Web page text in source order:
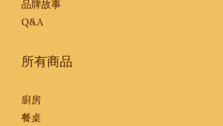
品牌故事
Q&A
所有商品
廚房
餐桌